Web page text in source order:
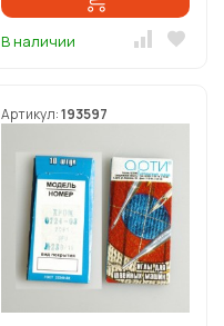
В наличии
Артикул:193597